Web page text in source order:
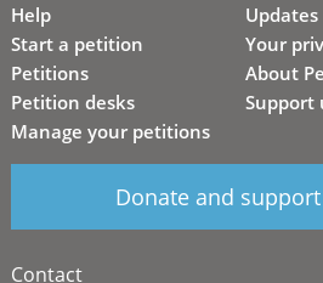
Help
Start a petition
Petitions
Petition desks
Manage your petitions
Updates
Your
About
Support
Donate and
Contact